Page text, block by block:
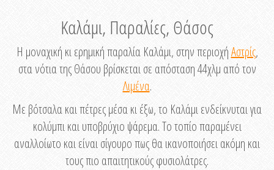
Καλάμι, Παραλίες, Θάσος
Η μοναχική κι ερημική παραλία Καλάμι, στην περιοχήΑστρίς,
στα νότια της Θάσου βρίσκεται σε απόσταση 44χλμ από τον
Λιμένα.
Με βότσαλα και πέτρες μέσα κι έξω, το Καλάμι ενδείκνυται για
κολύμπι και υποβρύχιο ψάρεμα. Το τοπίο παραμένει
αναλλοίωτο και είναι σίγουρο πως θα ικανοποιήσει ακόμη και
τους πιο απαιτητικούς φυσιολάτρες.